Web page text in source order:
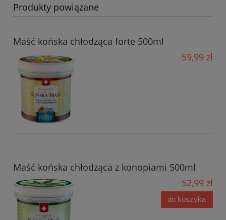
Produkty powiązane
Maść końska chłodząca forte 500ml
59,99 zł
Maść końska chłodząca z konopiami 500ml
52,99 zł
do koszyka